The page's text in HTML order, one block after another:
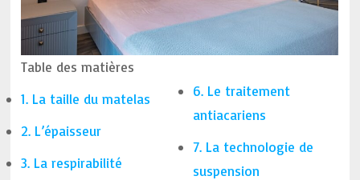
Table des matières
1. La taille du matelas
2. L’épaisseur
3. La respirabilité
6. Le traitement
antiacariens
7. La technologie de
suspension